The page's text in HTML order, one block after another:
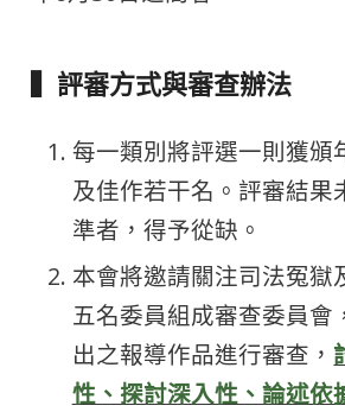
▍評審方式與審查辦法
每一類別將評選一則獲頒
及佳作若干名。評審結果
準者，得予從缺。
本會將邀請關注司法冤獄
五名委員組成審查委員會
出之報導作品進行審查，
性、探討深入性、論述依